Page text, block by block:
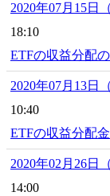
2020年07月15日
18:10
ETFの収益分配
2020年07月13日
10:40
ETFの収益分配
2020年02月26日
14:00